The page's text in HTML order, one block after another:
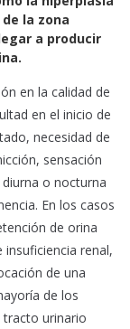
la zona
a producir
en la calidad de
en el inicio de
necesidad de
sensación
o nocturna
En los casos
de orina
insuficiencia renal,
de una
de los
tracto urinario